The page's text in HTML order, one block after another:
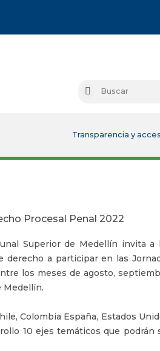
Buscar
Transparencia y
Procesal Penal 2022
Superior de Medellín invita a
derecho a participar en las
los meses de agosto,
Medellín.
Colombia España, Estados
10 ejes temáticos que podrán